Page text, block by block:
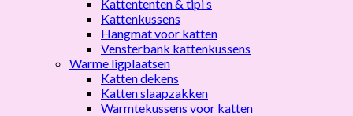
Kattententen & tipi s
Kattenkussens
Hangmat voor katten
Vensterbank kattenkussens
Warme ligplaatsen
Katten dekens
Katten slaapzakken
Warmtekussens voor katten